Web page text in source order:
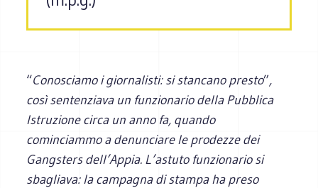
“Conosciamo i giornalisti: si stancano presto”,
così sentenziava un funzionario della Pubblica
Istruzione circa un anno fa, quando
cominciammo a denunciare le prodezze dei
Gangsters dell’Appia. L’astuto funzionario si
sbagliava: la campagna di stampa ha preso